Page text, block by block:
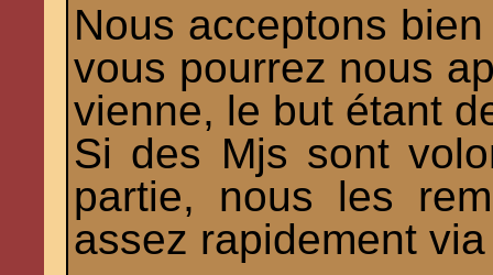
Nous acceptons
vous pourrez nous
vienne, le but étant
Si des Mjs sont
partie, nous les
assez rapidement